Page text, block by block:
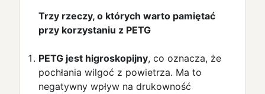
Trzy rzeczy, o których warto pamiętać
przy korzystaniu z PETG
PETG jest higroskopijny, co oznacza, że
pochłania wilgoć z powietrza. Ma to
negatywny wpływ na drukowność